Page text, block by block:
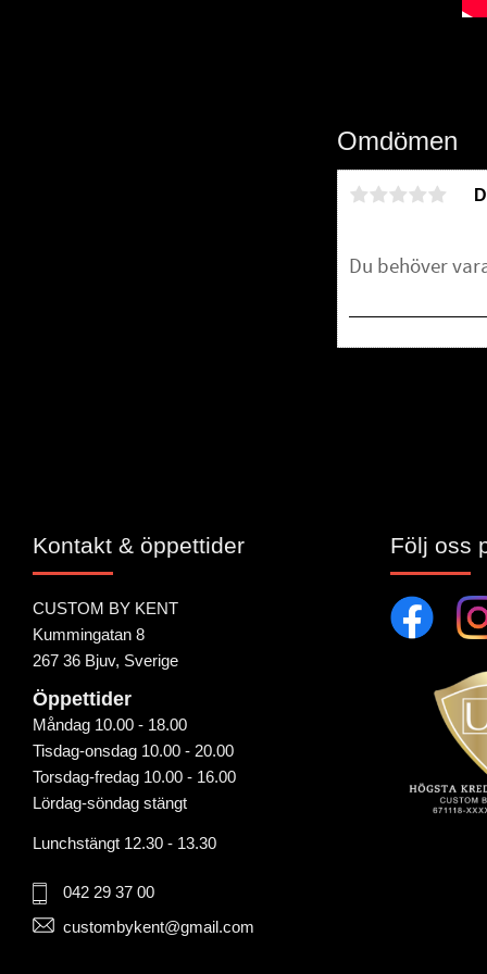
Omdömen
Kontakt & öppettider
CUSTOM BY KENT
Kummingatan 8
267 36 Bjuv, Sverige
Öppettider
Måndag 10.00 - 18.00
Tisdag-onsdag 10.00 - 20.00
Torsdag-fredag 10.00 - 16.00
Lördag-söndag stängt
Lunchstängt 12.30 - 13.30
042 29 37 00
custombykent@gmail.com
Följ oss